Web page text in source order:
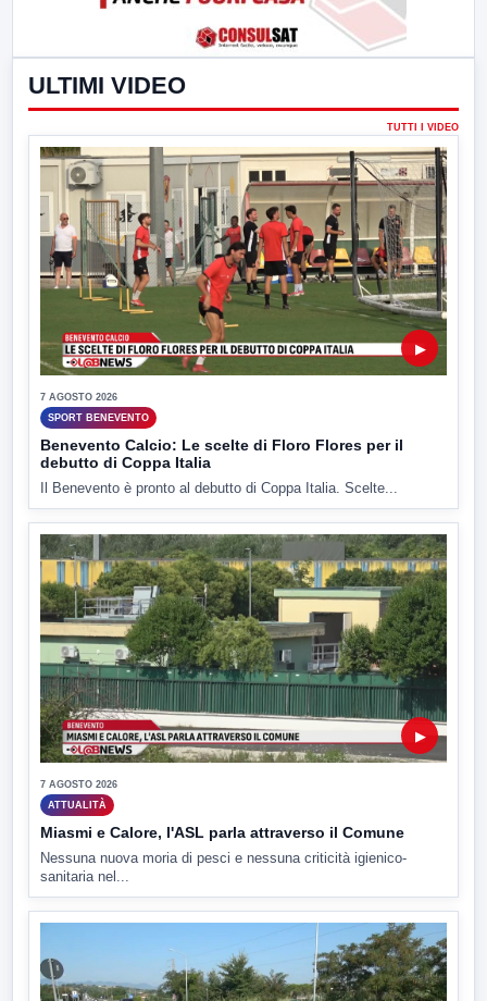
ULTIMI VIDEO
TUTTI I VIDEO
▶
7 AGOSTO 2026
SPORT BENEVENTO
Benevento Calcio: Le scelte di Floro Flores per il
debutto di Coppa Italia
Il Benevento è pronto al debutto di Coppa Italia. Scelte...
▶
7 AGOSTO 2026
ATTUALITÀ
Miasmi e Calore, l'ASL parla attraverso il Comune
Nessuna nuova moria di pesci e nessuna criticità igienico-
sanitaria nel...